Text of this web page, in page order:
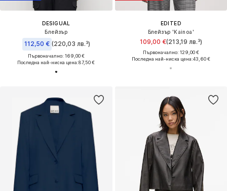
DESIGUAL
Блейзър
112,50 € (220,03 лв.³)
Първоначално: 169,00 €
Последна най-ниска цена:87,50 €
EDITED
Блейзър 'Kainoa'
109,00 €(213,19 лв.³)
Първоначално: 129,00 €
Последна най-ниска цена:43,60 €